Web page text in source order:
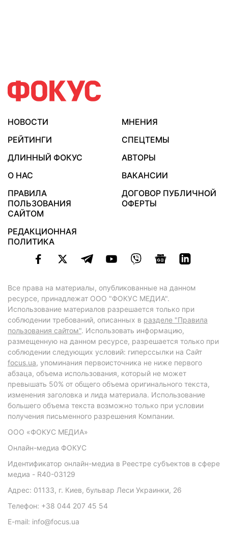
НОВОСТИ
МНЕНИЯ
РЕЙТИНГИ
СПЕЦТЕМЫ
ДЛИННЫЙ ФОКУС
АВТОРЫ
О НАС
ВАКАНСИИ
ПРАВИЛА
ПОЛЬЗОВАНИЯ
САЙТОМ
ДОГОВОР ПУБЛИЧНОЙ
ОФЕРТЫ
РЕДАКЦИОННАЯ
ПОЛИТИКА
Все права на материалы, опубликованные на данном
ресурсе, принадлежат ООО "ФОКУС МЕДИА".
Использование материалов разрешается только при
соблюдении требований, описанных в разделе "Правила
пользования сайтом". Использовать информацию,
размещенную на данном ресурсе, разрешается только при
соблюдении следующих условий: гиперссылки на Сайт
focus.ua, упоминания первоисточника не ниже первого
абзаца, объема использования, который не может
превышать 50% от общего объема оригинального текста,
изменения заголовка и лида материала. Использование
большего объема текста возможно только при условии
получения письменного разрешения Компании.
ООО «ФОКУС МЕДИА»
Онлайн-медиа ФОКУС
Идентификатор онлайн-медиа в Реестре субъектов в сфере
медиа - R40-03129
Адрес: 01133, г. Киев, бульвар Леси Украинки, 26
Телефон: +38 044 207 45 54
E-mail: info@focus.ua